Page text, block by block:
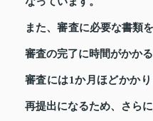
また、審査に必要な書類
審査の完了に時間がかか
審査には1か月ほどかか
再提出になるため、さら